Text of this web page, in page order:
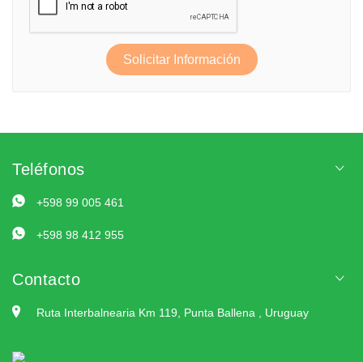
Solicitar Información
Teléfonos
+598 99 005 461
+598 98 412 955
Contacto
Ruta Interbalnearia Km 119, Punta Ballena , Uruguay